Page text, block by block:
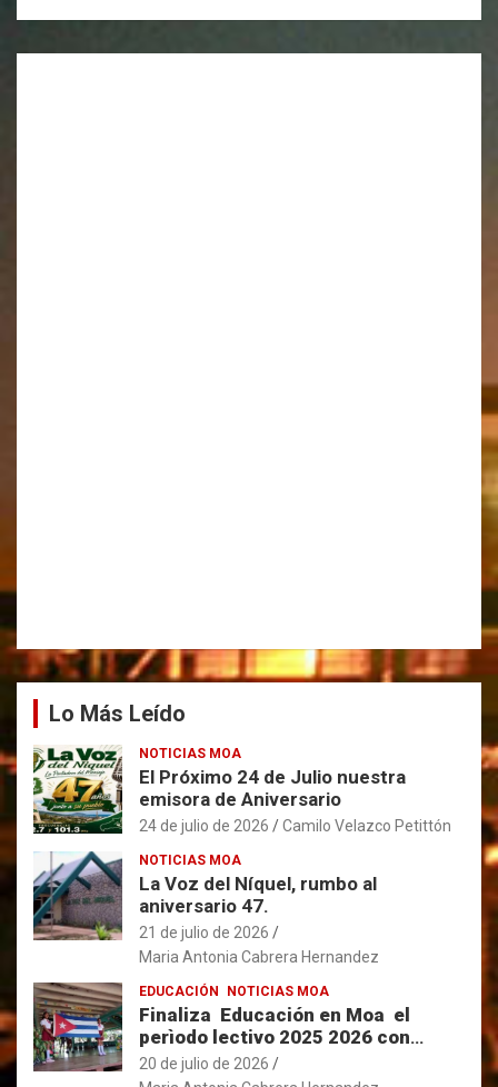
Lo Más Leído
NOTICIAS MOA
El Próximo 24 de Julio nuestra
emisora de Aniversario
24 de julio de 2026 Camilo Velazco Petittón
NOTICIAS MOA
La Voz del Níquel, rumbo al
aniversario 47.
21 de julio de 2026
Maria Antonia Cabrera Hernandez
EDUCACIÓN NOTICIAS MOA
Finaliza Educación en Moa el
perìodo lectivo 2025 2026 con
resultados favorables.
20 de julio de 2026